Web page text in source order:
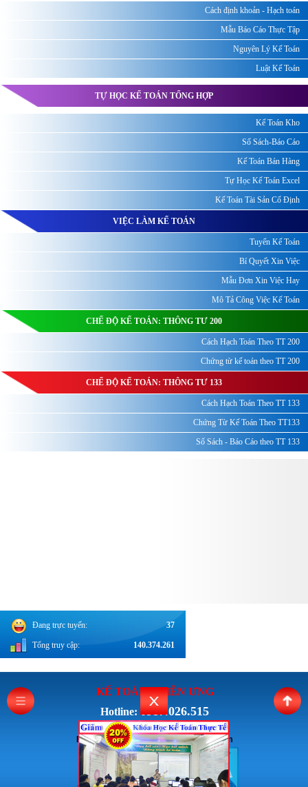
Cách định khoản - Hạch toán
Mẫu Báo Cáo Thực Tập
Nguyên Lý Kế Toán
Luật Kế Toán
TỰ HỌC KẾ TOÁN TỔNG HỢP
Kế Toán Kho
Sổ Sách-Báo Cáo
Kế Toán Bán Hàng
Tự Học Kế Toán Excel
Kế Toán Tài Sản Cố Định
VIỆC LÀM KẾ TOÁN
Tuyển Kế Toán
Bí Quyết Xin Việc
Mẫu Đơn Xin Việc Hay
Mô Tả Công Việc Kế Toán
CHẾ ĐỘ KẾ TOÁN: THÔNG TƯ 200
Cách Hạch Toán Theo TT 200
Chứng từ kế toán theo TT 200
CHẾ ĐỘ KẾ TOÁN: THÔNG TƯ 133
Cách Hạch Toán Theo TT 133
Chứng Từ Kế Toán Theo TT133
Sổ Sách - Báo Cáo theo TT 133
Đang trực tuyến: 37
Tổng truy cập: 140.374.261
KẾ TOÁN THIÊN ƯNG
Hotline: 0987.026.515
Email: Ketoanthienung6868@gmail.com